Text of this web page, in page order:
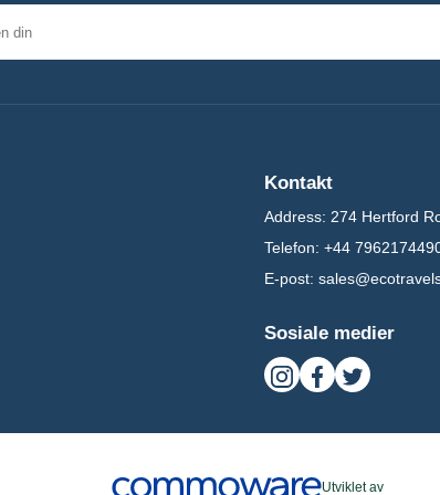
i Egeerhavet
Kontakt
Address: 274 Hertford
Telefon: +44
E-post:
Sosiale medier
Utviklet av